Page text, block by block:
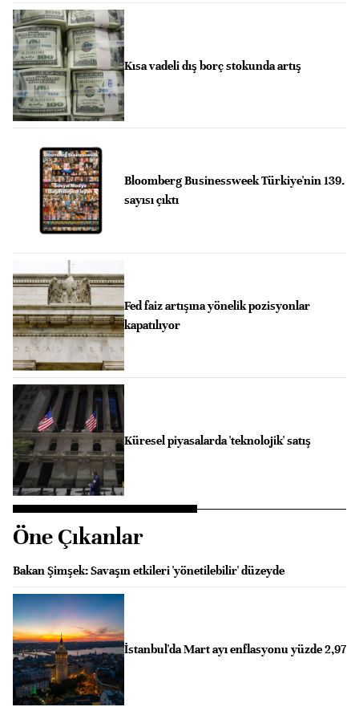
Kısa vadeli dış borç stokunda artış
Bloomberg Businessweek Türkiye'nin 139.
sayısı çıktı
Fed faiz artışına yönelik pozisyonlar
kapatılıyor
Küresel piyasalarda 'teknolojik' satış
Öne Çıkanlar
Bakan Şimşek: Savaşın etkileri 'yönetilebilir' düzeyde
İstanbul'da Mart ayı enflasyonu yüzde 2,97